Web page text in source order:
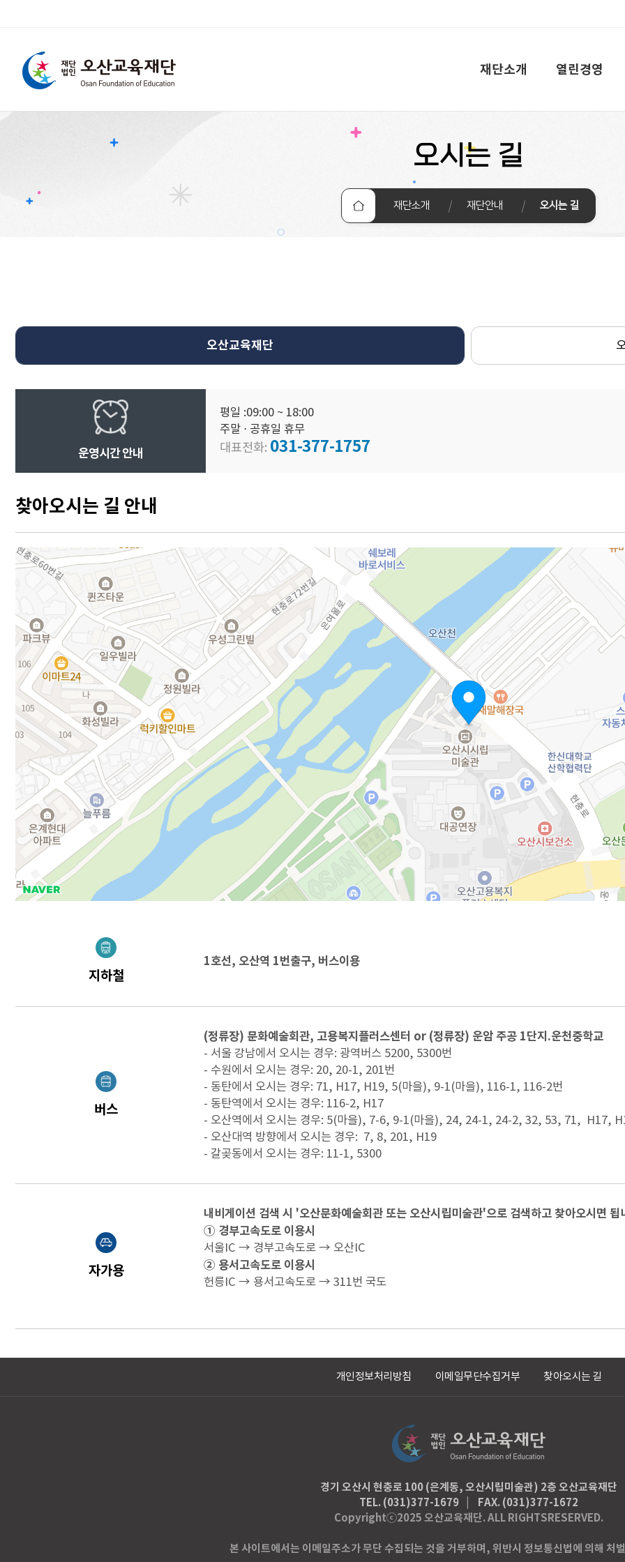
재단소개 열린경영
재단소개 재단안내 오시는 길
오시는 길
오산교육재단
운영시간 안내
평일 :09:00 ~ 18:00
주말 ⋅ 공휴일 휴무
대표전화: 031-377-1757
찾아오시는 길 안내
지하철
1호선, 오산역 1번출구, 버스이용
버스
(정류장) 문화예술회관, 고용복지플러스센터 or (정류장) 운암 주공 1단지.운천중학교
- 서울 강남에서 오시는 경우: 광역버스 5200, 5300번
- 수원에서 오시는 경우: 20, 20-1, 201번
- 동탄에서 오시는 경우: 71, H17, H19, 5(마을), 9-1(마을), 116-1, 116-2번
- 동탄역에서 오시는 경우: 116-2, H17
- 오산역에서 오시는 경우: 5(마을), 7-6, 9-1(마을), 24, 24-1, 24-2, 32, 53, 71, H17,
- 오산대역 방향에서 오시는 경우: 7, 8, 201, H19
- 갈곶동에서 오시는 경우: 11-1, 5300
자가용
내비게이션 검색 시 '오산문화예술회관 또는 오산시립미술관'으로 검색하고 찾아오시면 됩
① 경부고속도로 이용시
서울IC → 경부고속도로 → 오산IC
② 용서고속도로 이용시
헌릉IC → 용서고속도로 → 311번 국도
TOP
BOTTOM
개인정보처리방침 이메일무단수집거부 찾아오시는 길
경기 오산시 현충로 100 (은계동, 오산시립미술관) 2층 오산교육재단
TEL. (031)377-1679
FAX. (031)377-1672
Copyrightⓒ2025 오산교육재단. ALL RIGHTSRESERVED.
본 사이트에서는 이메일주소가 무단 수집되는 것을 거부하며, 위반시 정보통신법에 의해 처